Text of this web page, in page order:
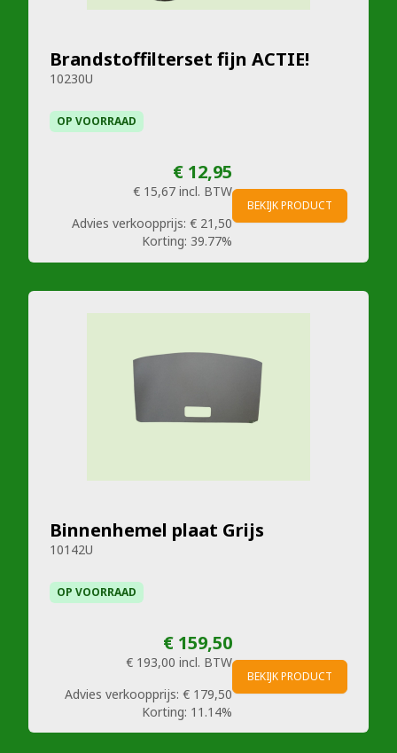
Brandstoffilterset fijn ACTIE!
10230U
OP VOORRAAD
€ 12,95
€ 15,67 incl. BTW
Advies verkoopprijs: € 21,50
Korting: 39.77%
BEKIJK PRODUCT
Binnenhemel plaat Grijs
10142U
OP VOORRAAD
€ 159,50
€ 193,00 incl. BTW
Advies verkoopprijs: € 179,50
Korting: 11.14%
BEKIJK PRODUCT